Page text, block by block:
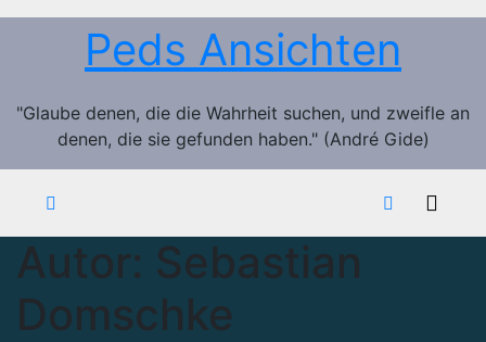
Zum
Peds Ansichten
"Glaube denen, die die Wahrheit suchen, und zweifle an
denen, die sie gefunden haben." (André Gide)
Autor: Sebastian
Domschke